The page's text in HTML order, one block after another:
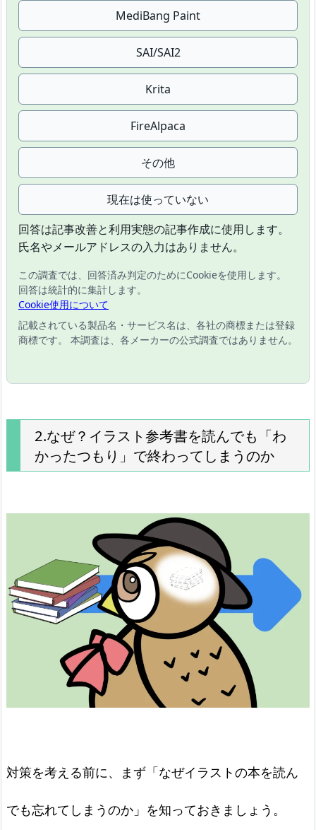
MediBang Paint
SAI/SAI2
Krita
FireAlpaca
その他
現在は使っていない
回答は記事改善と利用実態の記事作成に使用します。
氏名やメールアドレスの入力はありません。
この調査では、回答済み判定のためにCookieを使用します。
回答は統計的に集計します。
Cookie使用について
記載されている製品名・サービス名は、各社の商標または登録
商標です。 本調査は、各メーカーの公式調査ではありません。
2.なぜ？イラスト参考書を読んでも「わ
かったつもり」で終わってしまうのか
対策を考える前に、まず「なぜイラストの本を読ん
でも忘れてしまうのか」を知っておきましょう。